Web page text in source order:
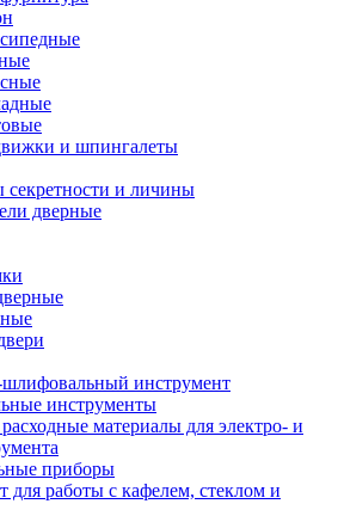
и шпингалеты
и личины
дверные
шлифовальный инструмент
инструменты
материалы для электро- и
приборы
для работы с кафелем, стеклом и